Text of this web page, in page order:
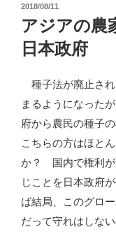
投
稿
日:
2018/08/11
アジアの農
日本政府
種子法が廃止さ
まるようになった
府から農民の種子
こちらの方はほと
か？ 国内で権利が
じことを日本政府
ば結局、このグロ
だって守れはしな